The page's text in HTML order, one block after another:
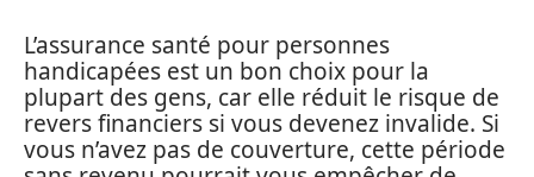
L’assurance santé pour personnes
handicapées est un bon choix pour la
plupart des gens, car elle réduit le risque de
revers financiers si vous devenez invalide. Si
vous n’avez pas de couverture, cette période